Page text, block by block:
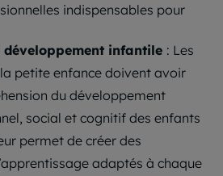
indispensables pour
développement infantile : Les
petite enfance doivent avoir
du développement
social et cognitif des enfants
permet de créer des
adaptés à chaque